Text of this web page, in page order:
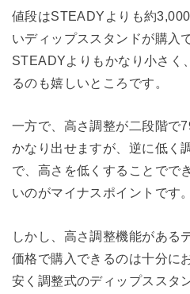
値段はSTEADYよりも約
いディップススタンドが購入
STEADYよりもかなり小さく
るのも嬉しいところです。
一方で、高さ調整が二段階で
かなり出せますが、逆に低く
で、高さを低くすることでで
いのがマイナスポイントです。
しかし、高さ調整機能がある
価格で購入できるのは十分に
安く調整式のディップススタ